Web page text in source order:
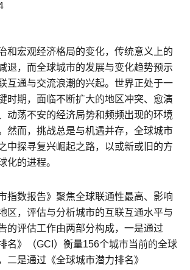
和宏观经济格局的变化，传统意义上的
退，而全球城市的发展与变化趋势预示
互通与交流浪潮的兴起。世界正处于一
时期，面临不断扩大的地区冲突、愈演
动荡不安的经济局势和频频出现的环境
然而，挑战总是与机遇并存，全球城市
中探寻复兴崛起之路，以或新或旧的方
化的进程。
指数报告》聚焦全球联通性最高、影响
区，评估与分析城市的互联互通水平与
的评估工作由两部分构成，一是通过
名》（GCI）衡量156个城市当前的全球
二是通过《全球城市潜力排名》